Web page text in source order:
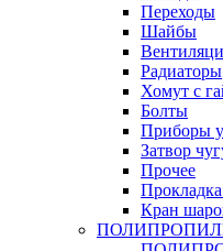
Переходы
Шайбы
Радиаторы
Хомут с
Болты
Приборы
Затвор
Прочее
Кран